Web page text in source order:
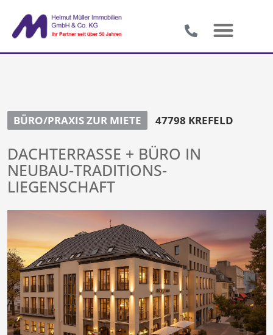
BÜRO/PRAXIS ZUR MIETE 47798 KREFELD
DACHTERRASSE + BÜRO IN
NEUBAU-TRADITIONS-
LIEGENSCHAFT